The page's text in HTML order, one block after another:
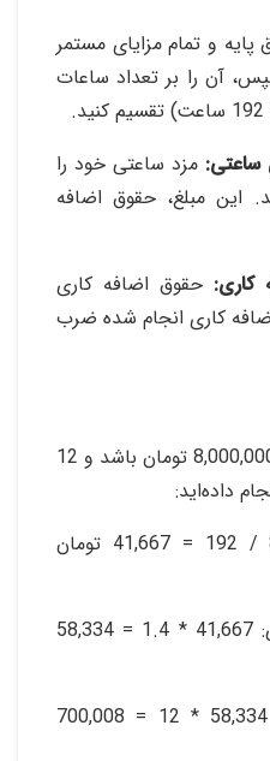
پایه و تمام مزایای مستمر
آن را بر تعداد ساعات
.
مزد ساعتی خود را
کنید. این مبلغ، حقوق اضافه
حقوق اضافه کاری
کاری انجام شده ضرب
فرض کنید حقوق پایه شما 8,000,000 تومان باشد و 12
داده‌اید:
۱. مزد ساعتی: 8,000,000 / 192 = 41,667 تومان
۲. مبلغ اضافه کاری ساعتی: 41,667 * 1.4 = 58,334
۳. کل مبلغ اضافه کاری: 58,334 * 12 = 700,008